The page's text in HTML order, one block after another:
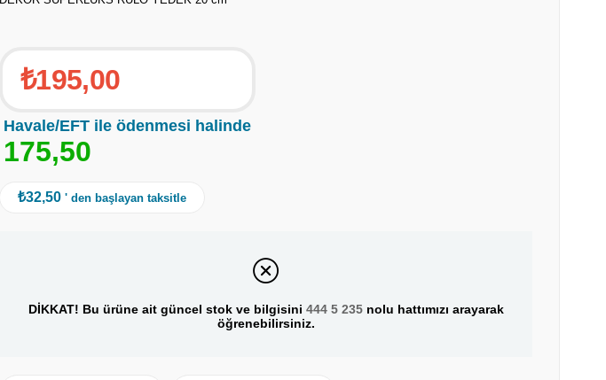
₺195,00
Havale/EFT ile ödenmesi halinde
175,50
₺32,50 ' den başlayan taksitle
DİKKAT! Bu ürüne ait güncel stok ve bilgisini 444 5 235nolu hattımızı arayarak
öğrenebilirsiniz.